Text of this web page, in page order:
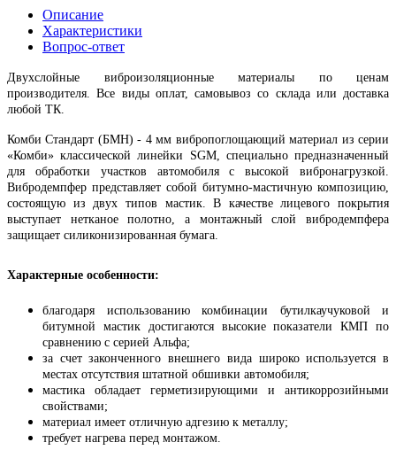
Описание
Характеристики
Вопрос-ответ
Двухслойные виброизоляционные материалы по ценам
производителя. Все виды оплат, самовывоз со склада или доставка
любой ТК.
Комби Стандарт (БМН) - 4 мм вибропоглощающий материал из серии
«Комби» классической линейки SGM, специально предназначенный
для обработки участков автомобиля с высокой вибронагрузкой.
Вибродемпфер представляет собой битумно-мастичную композицию,
состоящую из двух типов мастик. В качестве лицевого покрытия
выступает нетканое полотно, а монтажный слой вибродемпфера
защищает силиконизированная бумага.
Характерные особенности:
благодаря использованию комбинации бутилкаучуковой и
битумной мастик достигаются высокие показатели КМП по
сравнению с серией Альфа;
за счет законченного внешнего вида широко используется в
местах отсутствия штатной обшивки автомобиля;
мастика обладает герметизирующими и антикоррозийными
свойствами;
материал имеет отличную адгезию к металлу;
требует нагрева перед монтажом.